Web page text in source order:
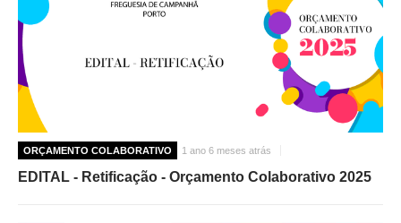
ORÇAMENTO COLABORATIVO 1 ano 6 meses atrás
EDITAL - Retificação - Orçamento Colaborativo 2025